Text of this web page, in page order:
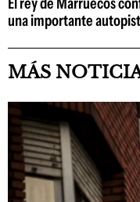
una importante
MÁS